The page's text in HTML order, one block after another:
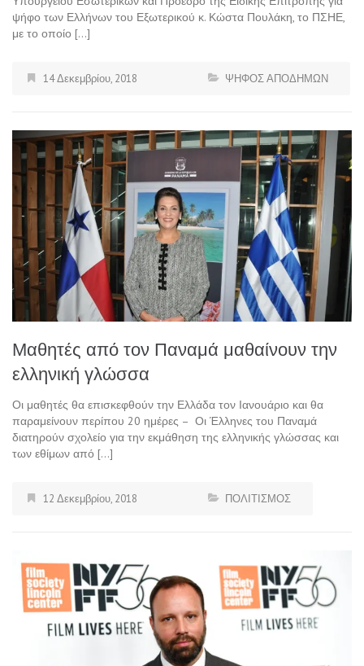
ψήφο των Ελλήνων του Εξωτερικού κ. Κώστα Πουλάκη, το ΠΣΗΕ,
με το οποίο […]
14 Δεκεμβρίου, 2018 ΨΗΦΟΣ ΑΠΟΔΗΜΩΝ
Μαθητές από τον Παναμά μαθαίνουν την
ελληνική γλώσσα
Οι μαθητές θα επισκεφθούν την Ελλάδα τον Ιανουάριο και θα
παραμείνουν περίπου 20 ημέρες – Οι Έλληνες του Παναμά
διατηρούν σχολείο για την εκμάθηση της ελληνικής γλώσσας και
των εθίμων από […]
12 Δεκεμβρίου, 2018 ΠΟΛΙΤΙΣΜΟΣ